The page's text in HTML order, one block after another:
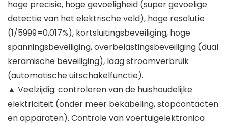
hoge precisie, hoge gevoeligheid (super gevoelige
detectie van het elektrische veld), hoge resolutie
(1/5999=0,017%), kortsluitingsbeveiliging, hoge
spanningsbeveiliging, overbelastingsbeveiliging (dual
keramische beveiliging), laag stroomverbruik
(automatische uitschakelfunctie).
▲ Veelzijdig: controleren van de huishoudelijke
elektriciteit (onder meer bekabeling, stopcontacten
en apparaten). Controle van voertuigelektronica